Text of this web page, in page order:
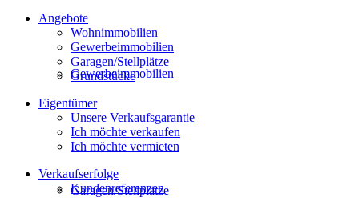
Gewerbeimmobilien
Garagen/Stellplätze
Angebote
Wohnimmobilien
Gewerbeimmobilien
Garagen/Stellplätze
Grundstücke
Eigentümer
Unsere Verkaufsgarantie
Ich möchte verkaufen
Ich möchte vermieten
Verkaufserfolge
Kundenreferenzen